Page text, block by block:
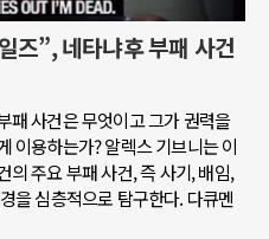
즈”, 네타냐후 부패 사건
패 사건은 무엇이고 그가 권력을
이용하는가? 알렉스 기브니는 이
의 주요 부패 사건, 즉 사기, 배임,
을 심층적으로 탐구한다. 다큐멘